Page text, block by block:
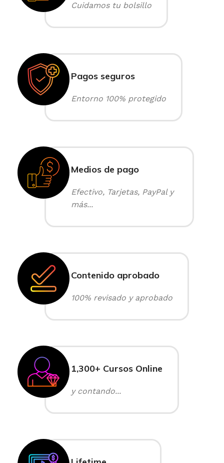
Cuidamos tu bolsillo
Pagos seguros
Entorno 100% protegido
Medios de pago
Efectivo, Tarjetas, PayPal y
más...
Contenido aprobado
100% revisado y aprobado
1,300+ Cursos Online
y contando...